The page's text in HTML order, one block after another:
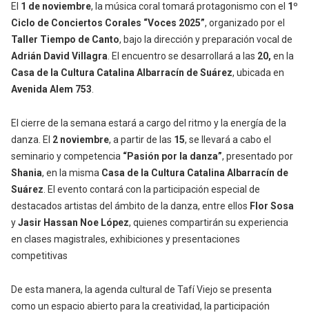
El 1 de noviembre, la música coral tomará protagonismo con el 1º
Ciclo de Conciertos Corales “Voces 2025”, organizado por el
Taller Tiempo de Canto, bajo la dirección y preparación vocal de
Adrián David Villagra. El encuentro se desarrollará a las 20, en la
Casa de la Cultura Catalina Albarracín de Suárez, ubicada en
Avenida Alem 753.
El cierre de la semana estará a cargo del ritmo y la energía de la
danza. El 2 noviembre, a partir de las 15, se llevará a cabo el
seminario y competencia “Pasión por la danza”, presentado por
Shania, en la misma Casa de la Cultura Catalina Albarracín de
Suárez. El evento contará con la participación especial de
destacados artistas del ámbito de la danza, entre ellos Flor Sosa
yJasir Hassan Noe López, quienes compartirán su experiencia
en clases magistrales, exhibiciones y presentaciones
competitivas
De esta manera, la agenda cultural de Tafí Viejo se presenta
como un espacio abierto para la creatividad, la participación